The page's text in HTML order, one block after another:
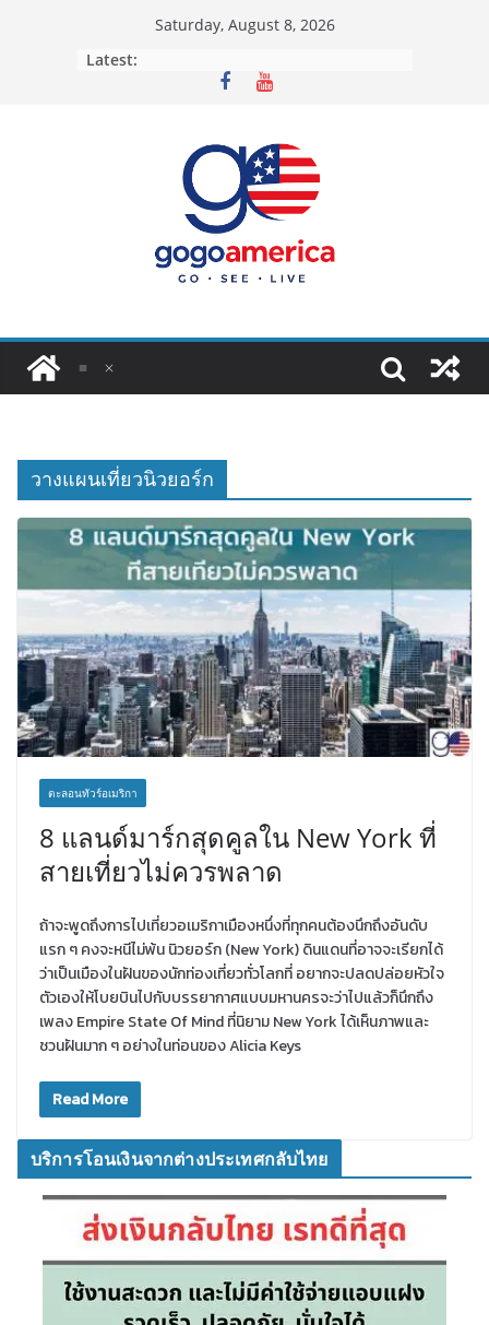
Saturday, August 8, 2026
Latest:
วางแผนเที่ยวนิวยอร์ก
ตะลอนทัวร์อเมริกา
8 แลนด์มาร์กสุดคูลใน New York ที่
สายเที่ยวไม่ควรพลาด
ถ้าจะพูดถึงการไปเที่ยวอเมริกาเมืองหนึ่งที่ทุกคนต้องนึกถึงอันดับ
แรก ๆ คงจะหนีไม่พ้น นิวยอร์ก (New York) ดินแดนที่อาจจะเรียกได้
ว่าเป็นเมืองในฝันของนักท่องเที่ยวทั่วโลกที่ อยากจะปลดปล่อยหัวใจ
ตัวเองให้โบยบินไปกับบรรยากาศแบบมหานครจะว่าไปแล้วก็นึกถึง
เพลง Empire State Of Mind ที่นิยาม New York ได้เห็นภาพและ
ชวนฝันมาก ๆ อย่างในท่อนของ Alicia Keys
Read More
บริการโอนเงินจากต่างประเทศกลับไทย